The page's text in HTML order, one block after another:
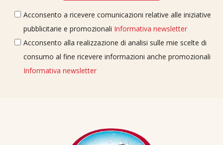
Acconsento a ricevere comunicazioni relative alle iniziative
pubblicitarie e promozionali Informativa newsletter
Acconsento alla realizzazione di analisi sulle mie scelte di
consumo al fine ricevere informazioni anche promozionali
Informativa newsletter